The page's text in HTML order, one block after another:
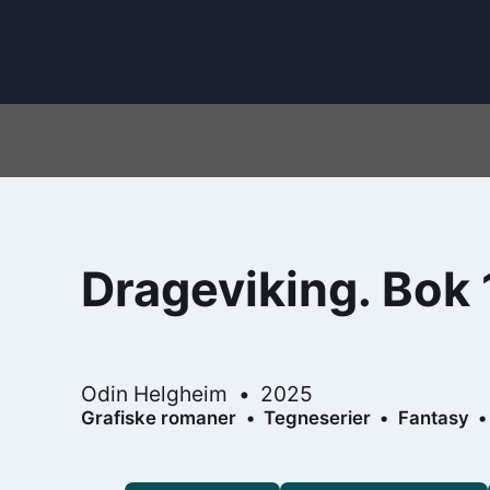
Drageviking. Bok
Odin Helgheim 2025
Grafiske romaner Tegneserier Fantasy